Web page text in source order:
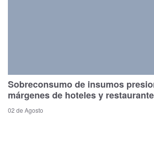
Sobreconsumo de insumos
márgenes de hoteles y
02 de Agosto